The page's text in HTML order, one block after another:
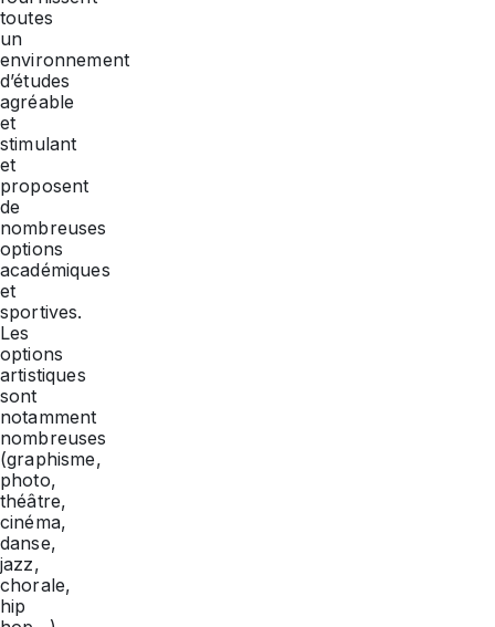
toutes
un
environnement
d’études
agréable
et
stimulant
et
proposent
de
nombreuses
options
académiques
et
sportives.
Les
options
artistiques
sont
notamment
nombreuses
(graphisme,
photo,
théâtre,
cinéma,
danse,
jazz,
chorale,
hip